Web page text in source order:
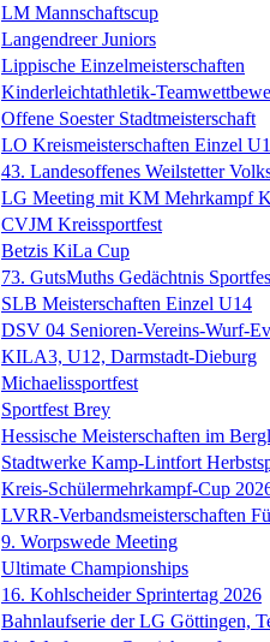
LM Mannschaftscup
Langendreer Juniors
Lippische Einzelmeisterschaften
Kinderleichtathletik-
Offene Soester Stadtmeisterschaft
LO Kreismeisterschaften Einzel
43. Landesoffenes Weilstetter
LG Meeting mit KM Mehrkampf
CVJM Kreissportfest
Betzis KiLa Cup
73. GutsMuths Gedächtnis
SLB Meisterschaften Einzel U14
DSV 04 Senioren-Vereins-Wurf-
KILA3, U12, Darmstadt-Dieburg
Michaelissportfest
Sportfest Brey
Hessische Meisterschaften im
Stadtwerke Kamp-Lintfort
Kreis-Schülermehrkampf-Cup
LVRR-Verbandsmeisterschaften
9. Worpswede Meeting
Ultimate Championships
16. Kohlscheider Sprintertag 2026
Bahnlaufserie der LG Göttingen,